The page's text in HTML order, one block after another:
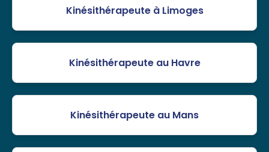
Kinésithérapeute à Limoges
Kinésithérapeute au Havre
Kinésithérapeute au Mans